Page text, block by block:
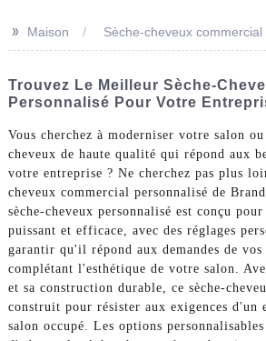
>> Maison Sèche-cheveux
Trouvez Le Meilleur Sèche-
Personnalisé Pour Votre
Vous cherchez à moderniser votre salon ou
cheveux de haute qualité qui répond aux
votre entreprise ? Ne cherchez pas plus
cheveux commercial personnalisé de
sèche-cheveux personnalisé est conçu
puissant et efficace, avec des réglages
garantir qu'il répond aux demandes de
complétant l'esthétique de votre salon.
et sa construction durable, ce sèche-
construit pour résister aux exigences d'un
salon occupé. Les options